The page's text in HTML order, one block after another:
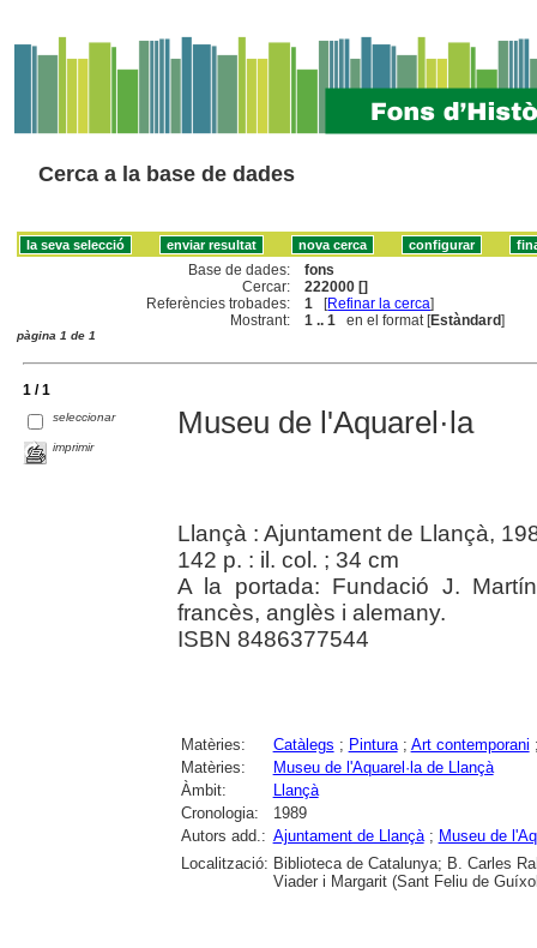
Cerca a la base de dades
Base de dades:
fons
Cercar:
222000 []
Referències trobades:
1 [Refinar la cerca]
Mostrant:
1 .. 1 en el format [Estàndard]
pàgina 1 de 1
1 / 1
seleccionar
imprimir
Museu de l'Aquarel·la
Llançà : Ajuntament de Llançà,
142 p. : il. col. ; 34 cm
A la portada: Fundació J.
francès, anglès i alemany.
ISBN 8486377544
Matèries: Catàlegs ; Pintura; Art contemporani
Matèries:
Museu de l'Aquarel·la de Llançà
Àmbit:
Llançà
Cronologia:
1989
Autors add.: Ajuntament de Llançà; Museu de
Localització: Biblioteca de Catalunya; B. Carles
Viader i Margarit (Sant Feliu de